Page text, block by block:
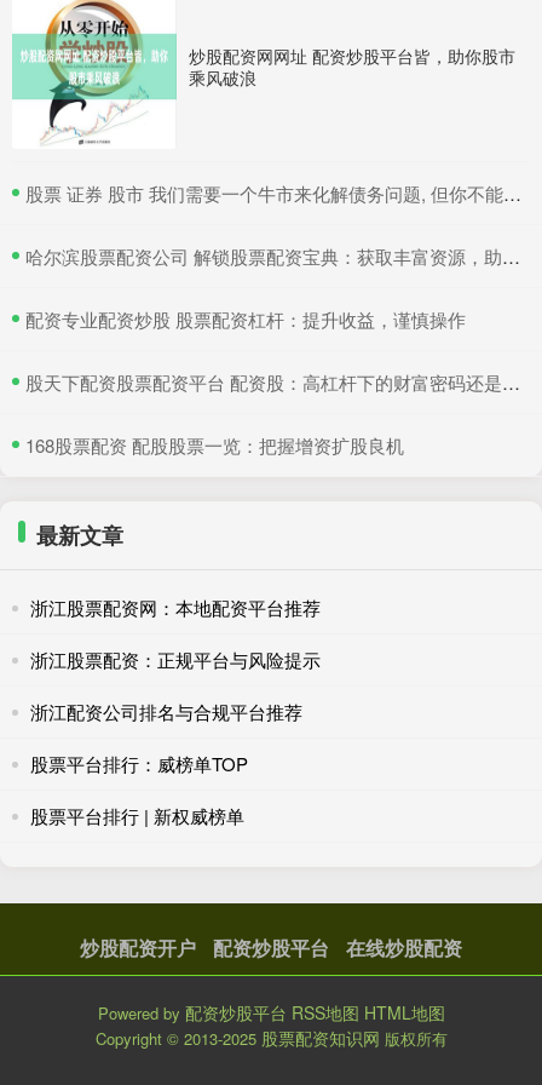
炒股配资网网址 配资炒股平台皆，助你股市
乘风破浪
​股票 证券 股市 我们需要一个牛市来化解债务问题, 但你不能是无脑投资者, 时代变
​哈尔滨股票配资公司 解锁股票配资宝典：获取丰富资源，助你投资无忧
​配资专业配资炒股 股票配资杠杆：提升收益，谨慎操作
​股天下配资股票配资平台 配资股：高杠杆下的财富密码还是风险陷阱？
​168股票配资 配股股票一览：把握增资扩股良机
最新文章
浙江股票配资网：本地配资平台推荐
浙江股票配资：正规平台与风险提示
浙江配资公司排名与合规平台推荐
股票平台排行：威榜单TOP
股票平台排行 | 新权威榜单
炒股配资开户 配资炒股平台 在线炒股配资
Powered by 配资炒股平台 RSS地图 HTML地图
Copyright © 2013-2025 股票配资知识网 版权所有